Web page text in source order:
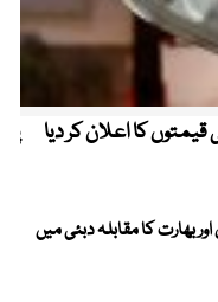
کا اعلان کر دیا
پاکستان اور بھارت کا مقابلہ دبئی میں